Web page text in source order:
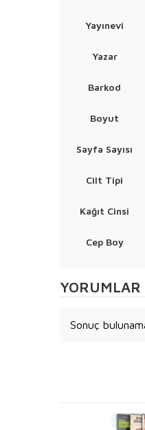
Yayınevi
Yazar
Barkod
Boyut
Sayfa Sayısı
Cilt Tipi
Kağıt Cinsi
Cep Boy
YORUMLAR
Sonuç